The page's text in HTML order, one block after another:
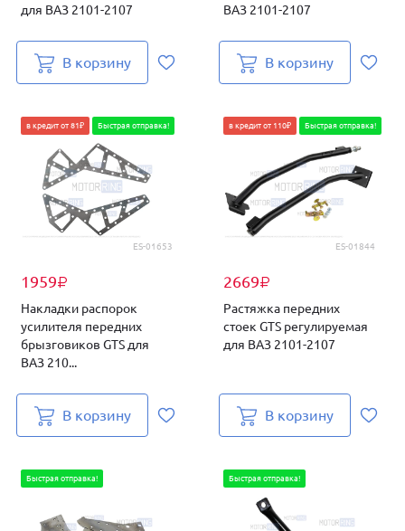
для ВАЗ 2101-2107
В корзину
ВАЗ 2101-2107
В корзину
ES-01653
1959₽
в кредит от 81₽ Быстрая отправка!
Накладки распорок
усилителя передних
брызговиков GTS для
ВАЗ 210...
В корзину
ES-01844
2669₽
в кредит от 110₽ Быстрая отправка!
Растяжка передних
стоек GTS регулируемая
для ВАЗ 2101-2107
В корзину
Быстрая отправка! Быстрая отправка!